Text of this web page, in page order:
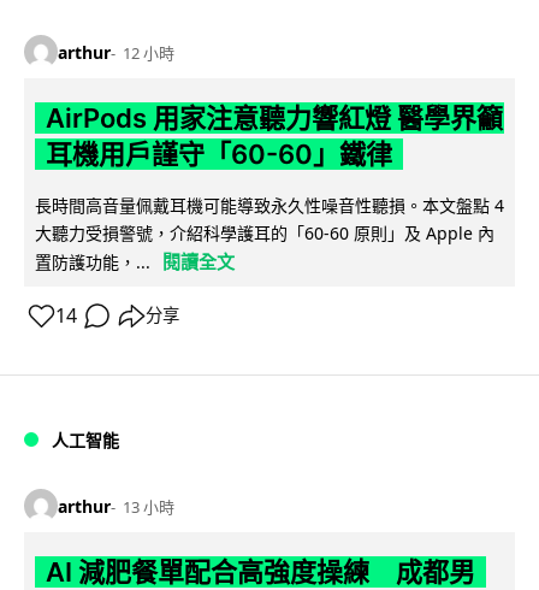
arthur 12 小時
AirPods 用家注意聽力響紅燈 醫學界籲
耳機用戶謹守「60-60」鐵律
長時間高音量佩戴耳機可能導致永久性噪音性聽損。本文盤點 4
大聽力受損警號，介紹科學護耳的「60-60 原則」及 Apple 內
置防護功能，...
閱讀全文
14 分享
人工智能
arthur 13 小時
AI 減肥餐單配合高強度操練 成都男